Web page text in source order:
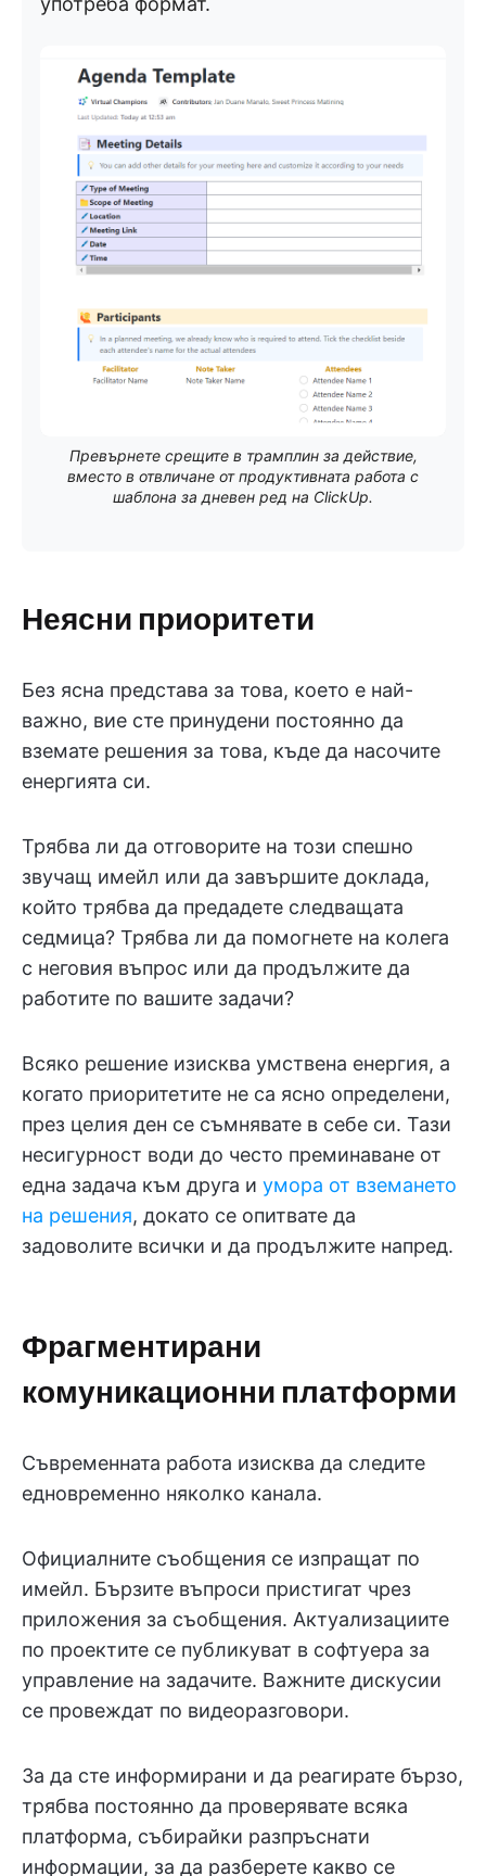
Превърнете срещите в трамплин за действие,
вместо в отвличане от продуктивната работа с
шаблона за дневен ред на ClickUp.
Неясни приоритети
Без ясна представа за това, което е най-
важно, вие сте принудени постоянно да
вземате решения за това, къде да насочите
енергията си.
Трябва ли да отговорите на този спешно
звучащ имейл или да завършите доклада,
който трябва да предадете следващата
седмица? Трябва ли да помогнете на колега
с неговия въпрос или да продължите да
работите по вашите задачи?
Всяко решение изисква умствена енергия, а
когато приоритетите не са ясно определени,
през целия ден се съмнявате в себе си. Тази
несигурност води до често преминаване от
една задача към друга и умора от вземането
на решения, докато се опитвате да
задоволите всички и да продължите напред.
Фрагментирани
комуникационни платформи
Съвременната работа изисква да следите
едновременно няколко канала.
Официалните съобщения се изпращат по
имейл. Бързите въпроси пристигат чрез
приложения за съобщения. Актуализациите
по проектите се публикуват в софтуера за
управление на задачите. Важните дискусии
се провеждат по видеоразговори.
За да сте информирани и да реагирате бързо,
трябва постоянно да проверявате всяка
платформа, събирайки разпръснати
информации, за да разберете какво се